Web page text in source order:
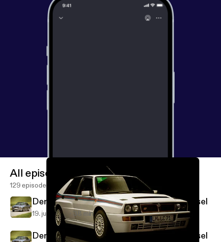
All episodes
129 episodes
Der BMW M3 E30 (Teil 3) - mit Marc Hessel
19. juli 2026 38 min
Der BMW M3 E30 (Teil 2) - mit Marc Hessel